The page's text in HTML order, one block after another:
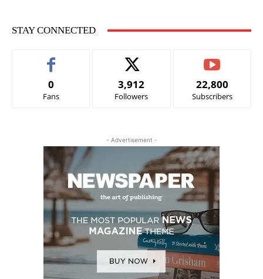
STAY CONNECTED
0
Fans
3,912
Followers
22,800
Subscribers
- Advertisement -